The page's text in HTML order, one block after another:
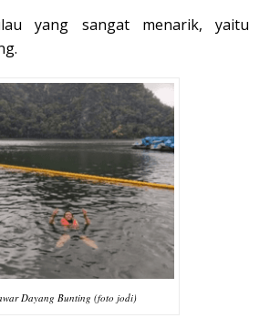
yang sangat menarik, yaitu
Dayang Bunting (foto jodi)